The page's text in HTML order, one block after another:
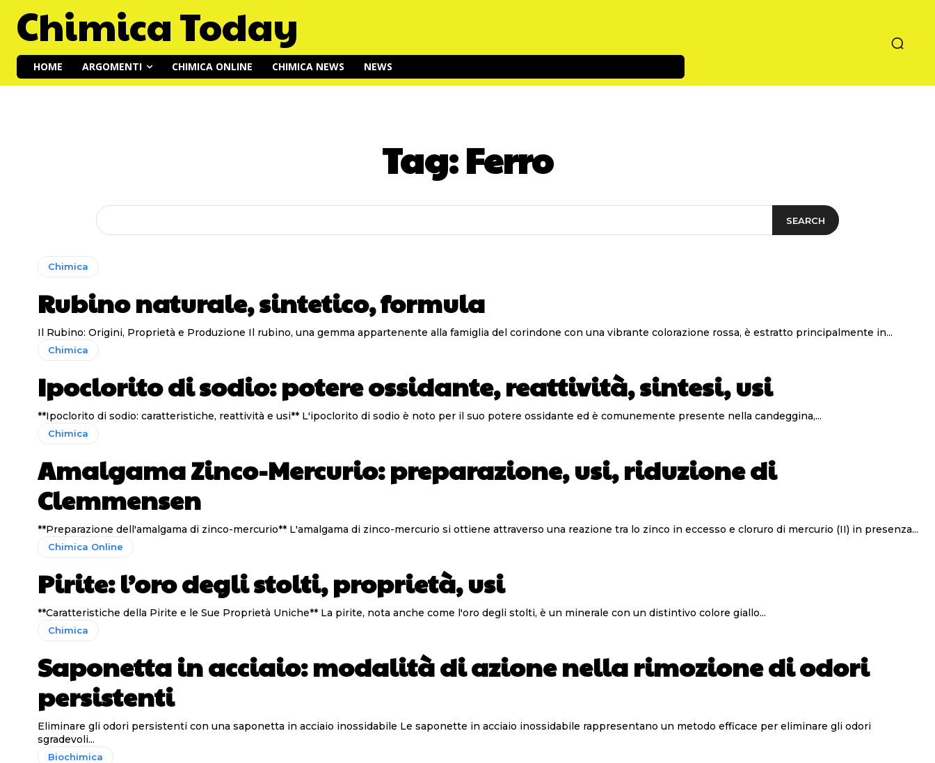
Chimica Today
HOME ARGOMENTI CHIMICA ONLINE CHIMICA NEWS NEWS
Tag:Ferro
SEARCH
Chimica
Rubino naturale, sintetico, formula
Il Rubino: Origini, Proprietà e Produzione Il rubino, una gemma appartenente alla famiglia del corindone con una vibrante colorazione rossa, è estratto principalmente in...
Chimica
Ipoclorito di sodio: potere ossidante, reattività, sintesi, usi
**Ipoclorito di sodio: caratteristiche, reattività e usi** L'ipoclorito di sodio è noto per il suo potere ossidante ed è comunemente presente nella candeggina,...
Chimica
Amalgama Zinco-Mercurio: preparazione, usi, riduzione di
Clemmensen
**Preparazione dell'amalgama di zinco-mercurio** L'amalgama di zinco-mercurio si ottiene attraverso una reazione tra lo zinco in eccesso e cloruro di mercurio (II) in presenza...
Chimica Online
Pirite: l’oro degli stolti, proprietà, usi
**Caratteristiche della Pirite e le Sue Proprietà Uniche** La pirite, nota anche come l'oro degli stolti, è un minerale con un distintivo colore giallo...
Chimica
Saponetta in acciaio: modalità di azione nella rimozione di odori
persistenti
Eliminare gli odori persistenti con una saponetta in acciaio inossidabile Le saponette in acciaio inossidabile rappresentano un metodo efficace per eliminare gli odori
sgradevoli...
Biochimica